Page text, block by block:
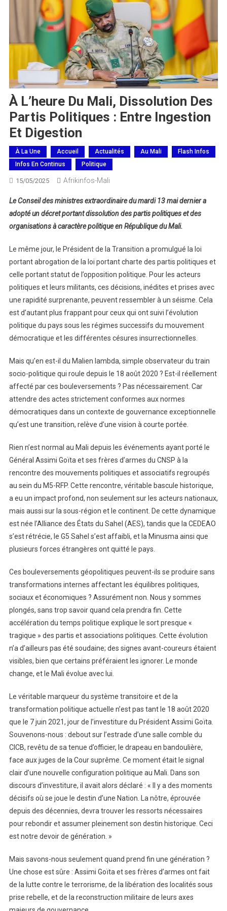
À L’heure Du Mali, Dissolution Des
Partis Politiques : Entre Ingestion
Et Digestion
À La Une Accueil Actualités Au Mali
Flash Infos
Infos En Continus
Politique
15/05/2025 Afrikinfos-Mali
Le Conseil des ministres extraordinaire du mardi 13 mai dernier a
adopté un décret portant dissolution des partis politiques et des
organisations à caractère politique en République du Mali.
Le même jour, le Président de la Transition a promulgué la loi
portant abrogation de la loi portant charte des partis politiques et
celle portant statut de l’opposition politique. Pour les acteurs
politiques et leurs militants, ces décisions, inédites et prises avec
une rapidité surprenante, peuvent ressembler à un séisme. Cela
est d’autant plus frappant pour ceux qui ont suivi l’évolution
politique du pays sous les régimes successifs du mouvement
démocratique et les différentes césures insurrectionnelles.
Mais qu’en est-il du Malien lambda, simple observateur du train
socio-politique qui roule depuis le 18 août 2020 ? Est-il réellement
affecté par ces bouleversements ? Pas nécessairement. Car
attendre des actes strictement conformes aux normes
démocratiques dans un contexte de gouvernance exceptionnelle
qu’est une transition, relève d’une vision à courte portée.
Rien n’est normal au Mali depuis les événements ayant porté le
Général Assimi Goïta et ses frères d’armes du CNSP à la
rencontre des mouvements politiques et associatifs regroupés
au sein du M5-RFP. Cette rencontre, véritable bascule historique,
a eu un impact profond, non seulement sur les acteurs nationaux,
mais aussi sur la sous-région et le continent. De cette dynamique
est née l’Alliance des États du Sahel (AES), tandis que la CEDEAO
s’est rétrécie, le G5 Sahel s’est affaibli, et la Minusma ainsi que
plusieurs forces étrangères ont quitté le pays.
Ces bouleversements géopolitiques peuvent-ils se produire sans
transformations internes affectant les équilibres politiques,
sociaux et économiques ? Assurément non. Nous y sommes
plongés, sans trop savoir quand cela prendra fin. Cette
accélération du temps politique explique le sort presque «
tragique » des partis et associations politiques. Cette évolution
n’a d’ailleurs pas été soudaine; des signes avant-coureurs étaient
visibles, bien que certains préféraient les ignorer. Le monde
change, et le Mali évolue avec lui.
Le véritable marqueur du système transitoire et de la
transformation politique actuelle n’est pas tant le 18 août 2020
que le 7 juin 2021, jour de l’investiture du Président Assimi Goïta.
Souvenons-nous : debout sur l’estrade d’une salle comble du
CICB, revêtu de sa tenue d’officier, le drapeau en bandoulière,
face aux juges de la Cour suprême. Ce moment était le signal
clair d’une nouvelle configuration politique au Mali. Dans son
discours d’investiture, il avait alors déclaré : « Il y a des moments
décisifs où se joue le destin d’une Nation. La nôtre, éprouvée
depuis des décennies, devra trouver les ressorts nécessaires
pour rebondir et assumer pleinement son destin historique. Ceci
est notre devoir de génération. »
Mais savons-nous seulement quand prend fin une génération ?
Une chose est sûre : Assimi Goïta et ses frères d’armes ont fait
de la lutte contre le terrorisme, de la libération des localités sous
prise rebelle, et de la reconstruction militaire de leurs axes